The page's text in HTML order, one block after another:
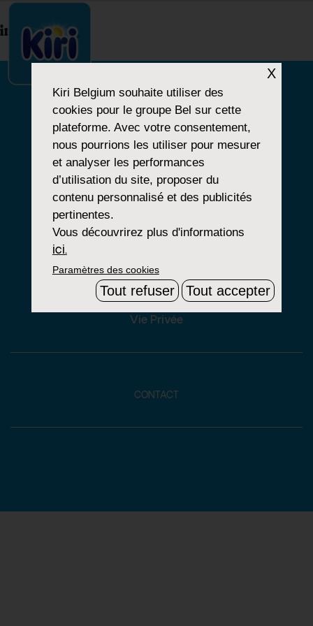
index.php
NOTRE HISTOIRE
NOS PRODUITS
NOS ENGAGEMENTS
Mentions Légales
Groupe Bel
Vie Privée
CONTACT
X
Kiri Belgium souhaite utiliser des
cookies pour le groupe Bel sur cette
plateforme. Avec votre consentement,
nous pourrions les utiliser pour mesurer
et analyser les performances
d’utilisation du site, proposer du
contenu personnalisé et des publicités
pertinentes.
Vous découvrirez plus d'informations
ici.
Paramètres des cookies
Tout refuser Tout accepter